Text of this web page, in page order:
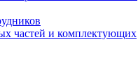
частей и комплектующих